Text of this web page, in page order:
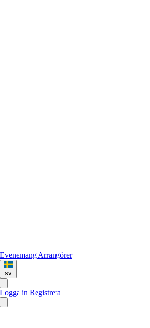
Evenemang Arrangörer
sv
Logga in Registrera